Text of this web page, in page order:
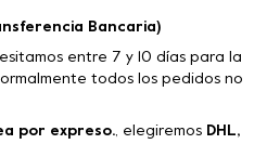
Bancaria)
entre 7 y 10 días para la
todos los pedidos no
por expreso., elegiremos DHL,